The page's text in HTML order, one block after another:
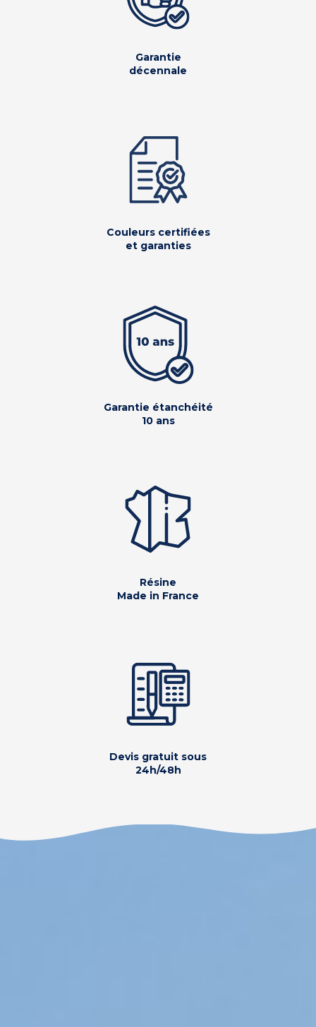
Garantie
décennale
Couleurs certifiées
et garanties
Garantie étanchéité
10 ans
Résine
Made in France
Devis gratuit sous
24h/48h